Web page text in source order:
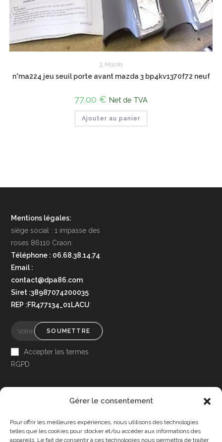
Gérer le consentement
Pour offrir les meilleures expériences, nous utilisons des technologies
telles que les cookies pour stocker et/ou accéder aux informations des
appareils. Le fait de consentir à ces technologies nous permettra de traiter
3 Mazda
n°ma224 jeu seuil porte avant mazda 3 bp4kv1370f72 neuf
77,00 € Net de TVA
Ajouter au panier
Mentions légales:
siège social : 1 impasse des
roses 86110 Craon:
Téléphone : 06.68.38.14.74:
Email :
contact@dpa86.com:
Siret :38987074200035:
REP :FR477134_01LACU:
SOUMETTRE
Accepter les termes
RGPD
Accessibilité